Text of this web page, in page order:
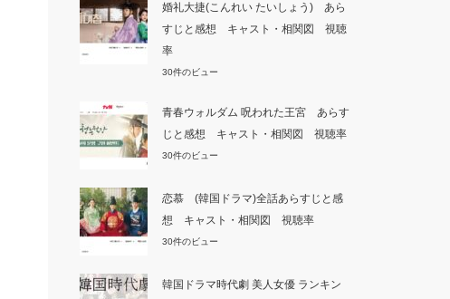
婚礼大捷(こんれい たいしょう) あら
すじと感想 キャスト・相関図 視聴
率
30件のビュー
青春ウォルダム 呪われた王宮 あらす
じと感想 キャスト・相関図 視聴率
30件のビュー
恋慕 (韓国ドラマ)全話あらすじと感
想 キャスト・相関図 視聴率
30件のビュー
韓国ドラマ時代劇 美人女優 ランキン